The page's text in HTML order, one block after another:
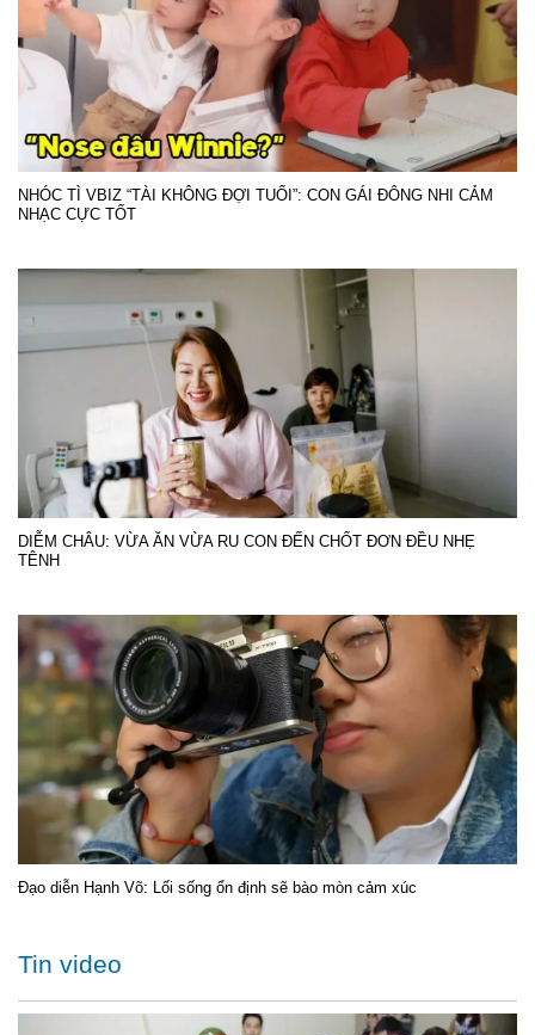
NHÓC TÌ VBIZ “TÀI KHÔNG ĐỢI TUỔI”: CON GÁI ĐÔNG NHI CẢM
NHẠC CỰC TỐT
DIỄM CHÂU: VỪA ĂN VỪA RU CON ĐẾN CHỐT ĐƠN ĐỀU NHẸ
TÊNH
Đạo diễn Hạnh Võ: Lối sống ổn định sẽ bào mòn cảm xúc
Tin video